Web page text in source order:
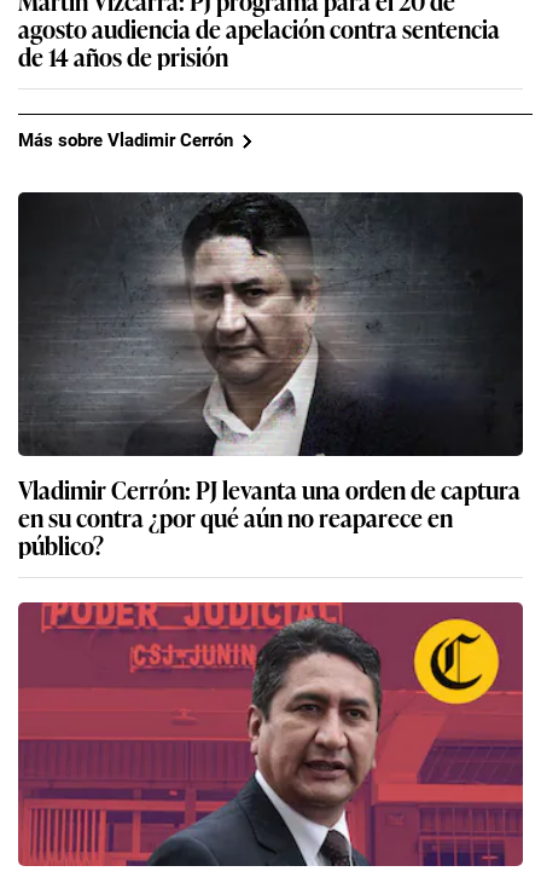
agosto audiencia de apelación contra sentencia
de 14 años de prisión
Más sobre Vladimir Cerrón
Vladimir Cerrón: PJ levanta una orden de captura
en su contra ¿por qué aún no reaparece en
público?